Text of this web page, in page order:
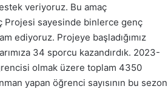
veriyoruz. Bu amaç
Projesi sayesinde binlerce genç
ediyoruz. Projeye başladığımız
34 sporcu kazandırdık. 2023-
olmak üzere toplam 4350
yapan öğrenci sayısının bu sezon